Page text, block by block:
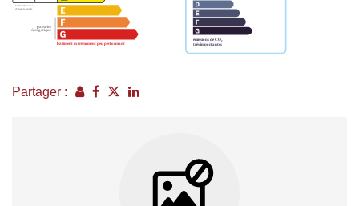
Partager :